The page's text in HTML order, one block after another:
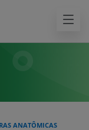
ANATÔMICAS